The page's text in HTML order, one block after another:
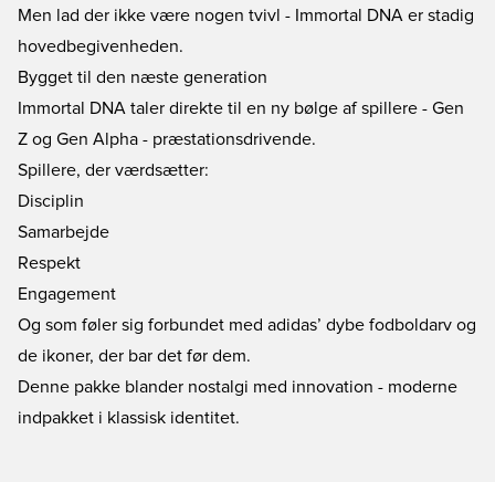
Men lad der ikke være nogen tvivl - Immortal DNA er stadig
hovedbegivenheden.
Bygget til den næste generation
Immortal DNA taler direkte til en ny bølge af spillere - Gen
Z og Gen Alpha - præstationsdrivende.
Spillere, der værdsætter:
Disciplin
Samarbejde
Respekt
Engagement
Og som føler sig forbundet med adidas’ dybe fodboldarv og
de ikoner, der bar det før dem.
Denne pakke blander nostalgi med innovation - moderne
indpakket i klassisk identitet.